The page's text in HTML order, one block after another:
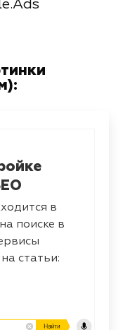
в
поиске в
статьи: